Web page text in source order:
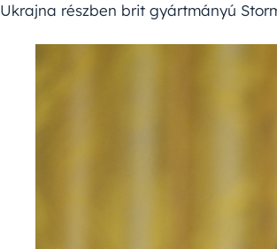
Ukrajna részben brit gyártmányú